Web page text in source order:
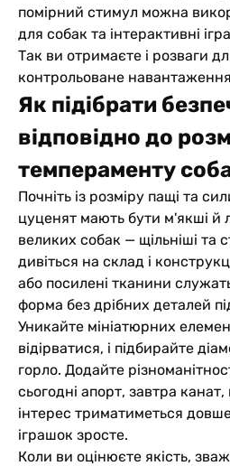
помірний стимул можна
для собак та інтерактивні
Так ви отримаєте і розваги
контрольоване
Як підібрати
відповідно до
темпераменту
Почніть із розміру пащі та
цуценят мають бути м'якші й
великих собак — щільніші та
дивіться на склад і
або посилені тканини
форма без дрібних деталей
Уникайте мініатюрних
відірватися, і підбирайте
горло. Додайте
сьогодні апорт, завтра канат,
інтерес триматиметься
іграшок зросте.
Коли ви оцінюєте якість,